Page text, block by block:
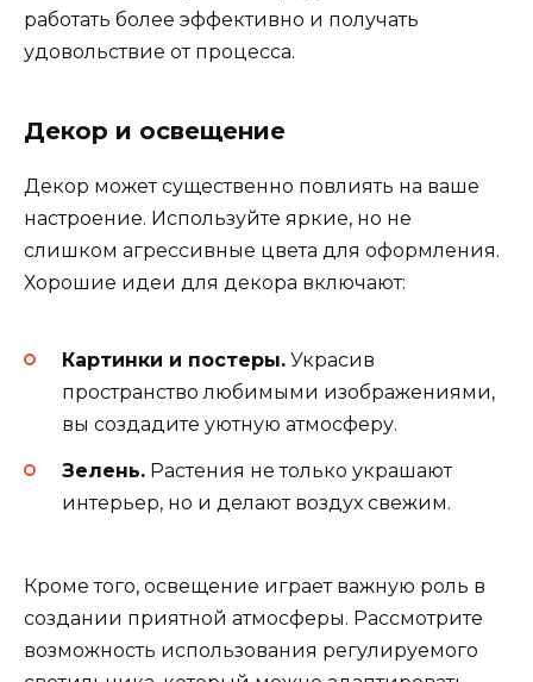
работать более эффективно и получать
удовольствие от процесса.
Декор и освещение
Декор может существенно повлиять на ваше
настроение. Используйте яркие, но не
слишком агрессивные цвета для оформления.
Хорошие идеи для декора включают:
Картинки и постеры. Украсив
пространство любимыми изображениями,
вы создадите уютную атмосферу.
Зелень. Растения не только украшают
интерьер, но и делают воздух свежим.
Кроме того, освещение играет важную роль в
создании приятной атмосферы. Рассмотрите
возможность использования регулируемого